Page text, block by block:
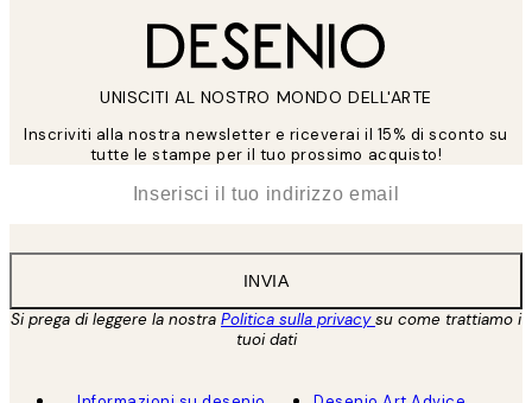
UNISCITI AL NOSTRO MONDO DELL'ARTE
Inscriviti alla nostra newsletter e riceverai il 15% di sconto su
tutte le stampe per il tuo prossimo acquisto!
INVIA
Si prega di leggere la nostra Politica sulla privacysu come trattiamo i
tuoi dati